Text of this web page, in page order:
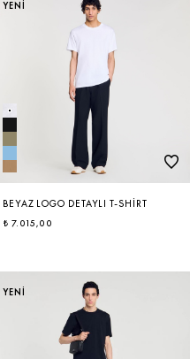
YENİ
BEYAZ LOGO DETAYLI T-SHIRT
₺ 7.015,00
YENİ